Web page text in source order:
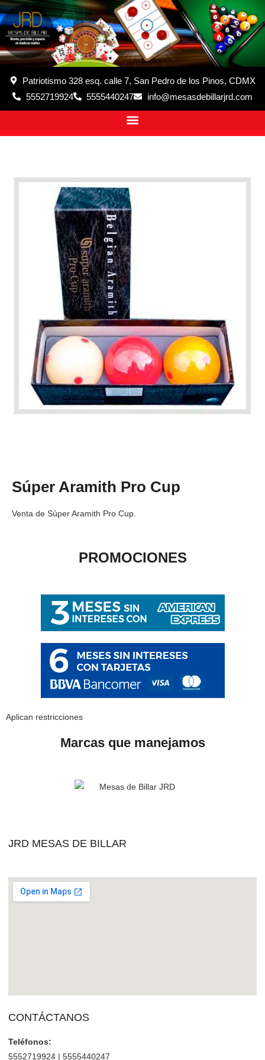
Patriotismo 328 esq. calle 7, San Pedro de los Pinos, CDMX
5552719924
5555440247 info@mesasdebillarjrd.com
Súper Aramith Pro Cup
Venta de Súper Aramith Pro Cup.
PROMOCIONES
Aplican restricciones
Marcas que manejamos
JRD MESAS DE BILLAR
CONTÁCTANOS
Teléfonos:
5552719924 | 5555440247